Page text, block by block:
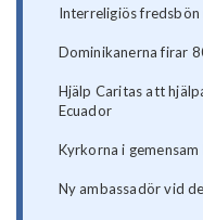
Interreligiös
Dominikanerna firar
Hjälp Caritas att
Ecuador
Kyrkorna i
Ny ambassadör vid